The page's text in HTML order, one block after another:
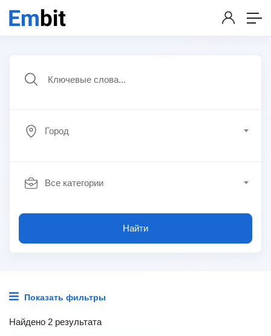
Город
Все категории
Найти
Показать фильтры
Найдено 2 результата